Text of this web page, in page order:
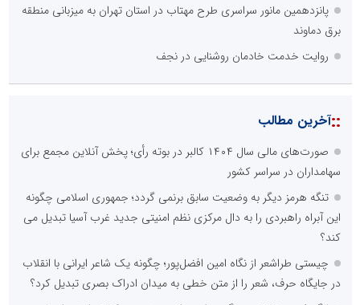
پانزدهمین مانور سراسری طرح مهتاب در استان تهران به میزبانی منطقه
برق دماوند
روایت خدمت خادمان روشنایی در نجف
::آخرین مطالب
صورت‌های مالی سال ۱۴۰۴ کالبر در بوته رأی؛ پخش آنلاین مجمع برای
سهامداران در سراسر کشور
تنگه هرمز دیگر به وضعیت سابق برنمی گردد؛ جمهوری اسلامی چگونه
این آبراه راهبردی را به دال مرکزی نظم امنیتی جدید غرب آسیا تبدیل می
کند؟
چیستی طراشعر از نگاه امین افضل‌پور؛ چگونه یک شاعر ایرانی با انقلاب
در جایگاه حرف، شعر را از متن خطی به میدان ادراک بصری تبدیل کرد؟